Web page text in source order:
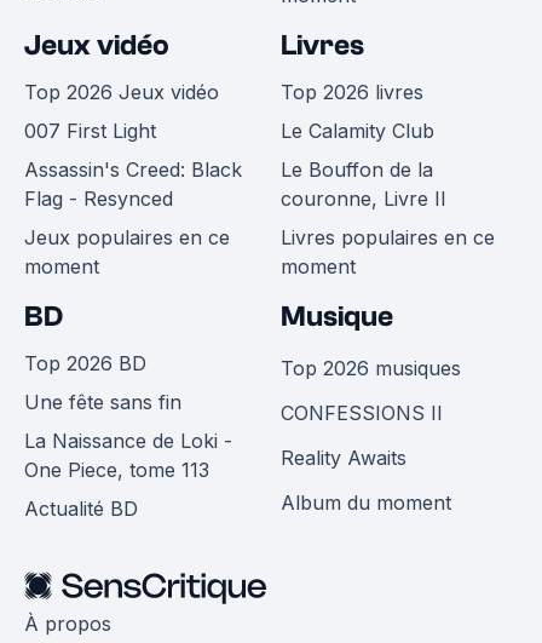
Jeux vidéo
Top 2026 Jeux vidéo
007 First Light
Assassin's Creed: Black
Flag - Resynced
Jeux populaires en ce
moment
Livres
Top 2026 livres
Le Calamity Club
Le Bouffon de la
couronne, Livre II
Livres populaires en ce
moment
BD
Top 2026 BD
Une fête sans fin
La Naissance de Loki -
One Piece, tome 113
Actualité BD
Musique
Top 2026 musiques
CONFESSIONS II
Reality Awaits
Album du moment
À propos